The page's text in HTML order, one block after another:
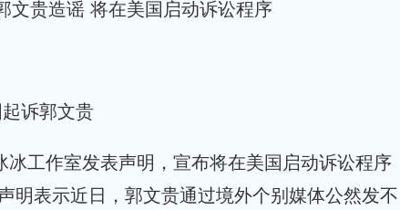
诉郭文贵
冰工作室发表声明，宣布将在美国启动诉讼程序
明表示近日，郭文贵通过境外个别媒体公然发不